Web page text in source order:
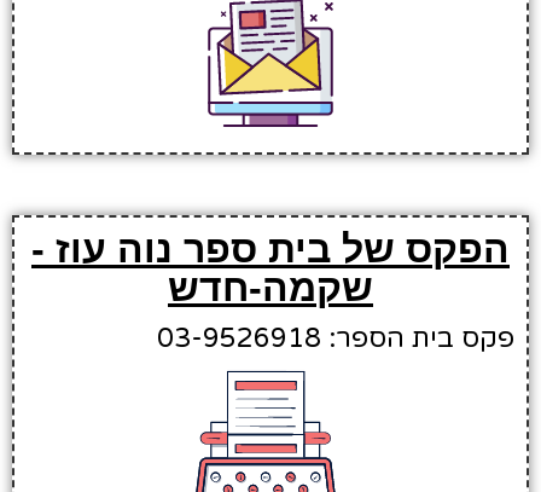
הפקס של בית ספר נוה עוז -
שקמה-חדש
פקס בית הספר: 03-9526918